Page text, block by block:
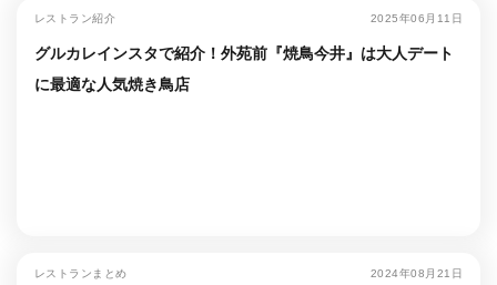
レストラン紹介 2025年06月11日
グルカレインスタで紹介！外苑前『焼鳥今井』は大人デート
に最適な人気焼き鳥店
レストランまとめ 2024年08月21日